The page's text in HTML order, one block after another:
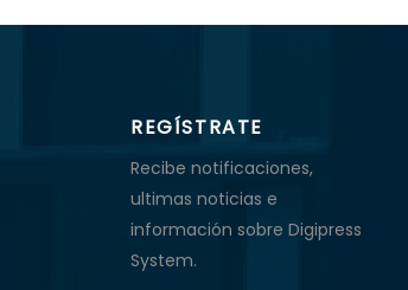
REGÍSTRATE
Recibe notificaciones,
ultimas noticias e
información sobre Digipress
System.